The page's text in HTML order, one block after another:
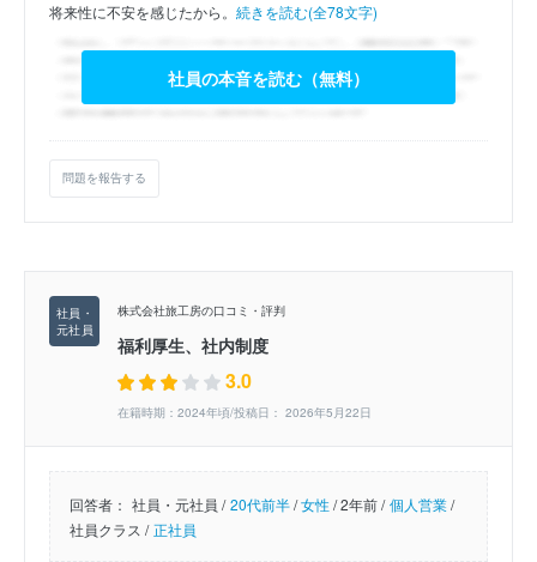
将来性に不安を感じたから。 続きを読む(全78文字)
社員の本音を読む（無料）
問題を報告する
株式会社旅工房の口コミ・評判
福利厚生、社内制度
3.0
在籍時期：2024年頃/投稿日： 2026年5月22日
回答者： 社員・元社員 / 20代前半/女性/2年前 / 個人営業/
社員クラス / 正社員